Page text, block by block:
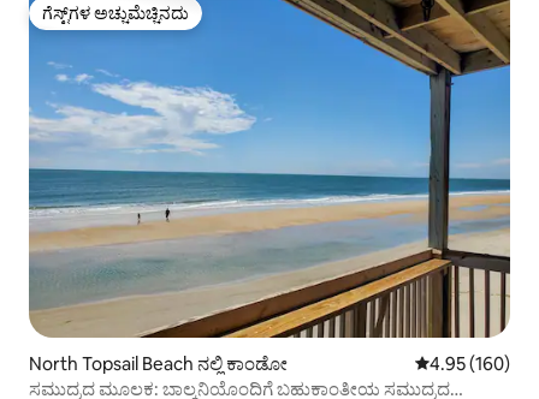
ಗೆಸ್ಟ್‌ಗಳ ಅಚ್ಚುಮೆಚ್ಚಿನದು
ಗೆಸ್ಟ್‌ಗಳ ಅಚ್ಚುಮೆಚ್ಚಿನದು
North Topsail Beach ನಲ್ಲಿ ಕಾಂಡೋ 5 ರಲ್ಲಿ 4.95
4.95 (160)
ಸಮುದ್ರದ ಮೂಲಕ: ಬಾಲ್ಕನಿಯೊಂದಿಗೆ ಬಹುಕಾಂತೀಯ ಸಮುದ್ರದ